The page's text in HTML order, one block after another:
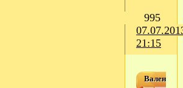
995
21:15